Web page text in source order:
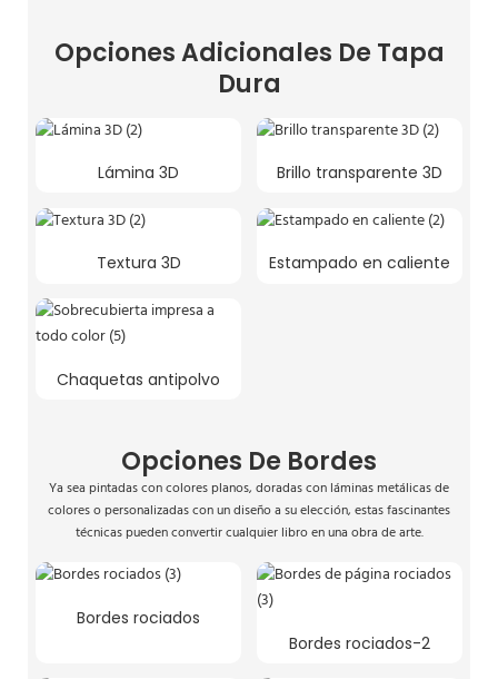
Opciones Adicionales De Tapa
Dura
Lámina 3D Brillo transparente 3D
Textura 3D Estampado en caliente
Chaquetas antipolvo
Opciones De Bordes
Ya sea pintadas con colores planos, doradas con láminas metálicas de
colores o personalizadas con un diseño a su elección, estas fascinantes
técnicas pueden convertir cualquier libro en una obra de arte.
Bordes rociados
Bordes rociados-2